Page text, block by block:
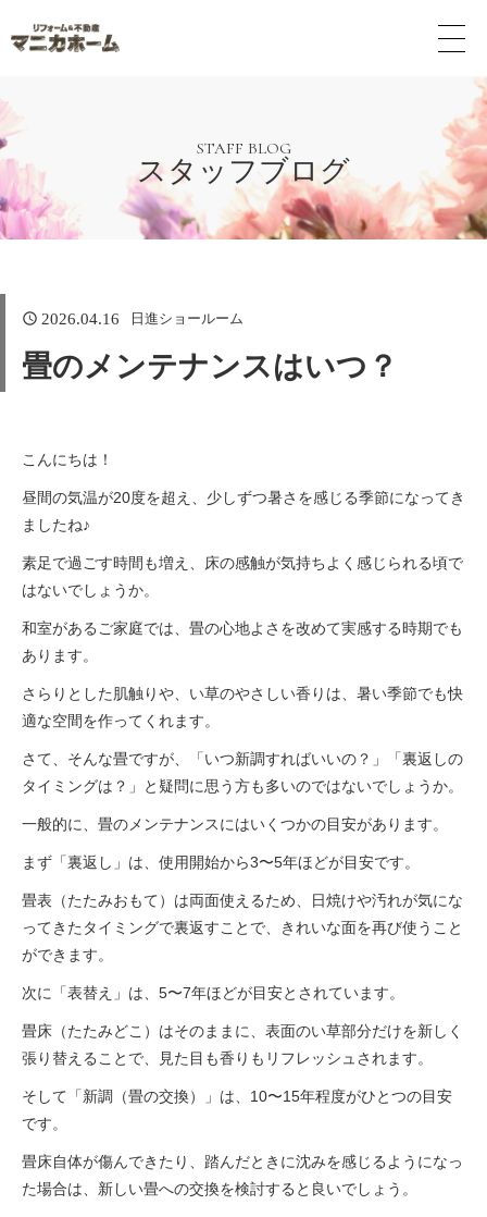
メ
ボ
タ
ン
STAFF BLOG
スタッフブログ
2026.04.16 日進ショールーム
畳のメンテナンスはいつ？
こんにちは！
昼間の気温が20度を超え、少しずつ暑さを感じる季節になってき
ましたね♪
素足で過ごす時間も増え、床の感触が気持ちよく感じられる頃で
はないでしょうか。
和室があるご家庭では、畳の心地よさを改めて実感する時期でも
あります。
さらりとした肌触りや、い草のやさしい香りは、暑い季節でも快
適な空間を作ってくれます。
さて、そんな畳ですが、「いつ新調すればいいの？」「裏返しの
タイミングは？」と疑問に思う方も多いのではないでしょうか。
一般的に、畳のメンテナンスにはいくつかの目安があります。
まず「裏返し」は、使用開始から3〜5年ほどが目安です。
畳表（たたみおもて）は両面使えるため、日焼けや汚れが気にな
ってきたタイミングで裏返すことで、きれいな面を再び使うこと
ができます。
次に「表替え」は、5〜7年ほどが目安とされています。
畳床（たたみどこ）はそのままに、表面のい草部分だけを新しく
張り替えることで、見た目も香りもリフレッシュされます。
そして「新調（畳の交換）」は、10〜15年程度がひとつの目安
です。
畳床自体が傷んできたり、踏んだときに沈みを感じるようになっ
た場合は、新しい畳への交換を検討すると良いでしょう。